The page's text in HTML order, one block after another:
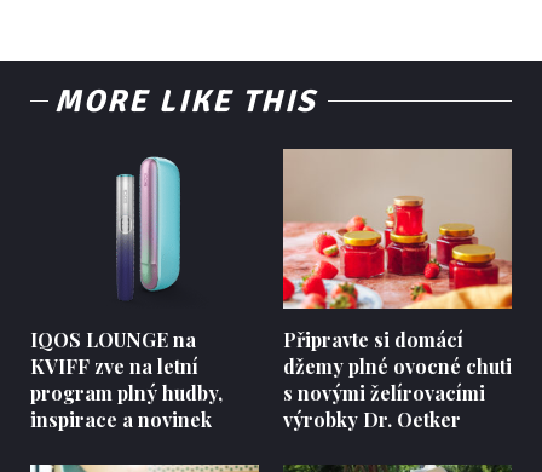
MORE LIKE THIS
IQOS LOUNGE na
KVIFF zve na letní
program plný hudby,
inspirace a novinek
Připravte si domácí
džemy plné ovocné chuti
s novými želírovacími
výrobky Dr. Oetker